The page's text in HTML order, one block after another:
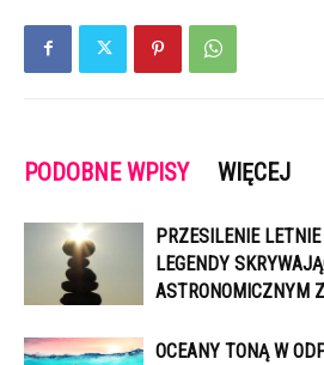
PODOBNE WPISY WIĘCEJ
PRZESILENIE
LEGENDY
ASTRONOMICZNYM
OCEANY TONĄ W